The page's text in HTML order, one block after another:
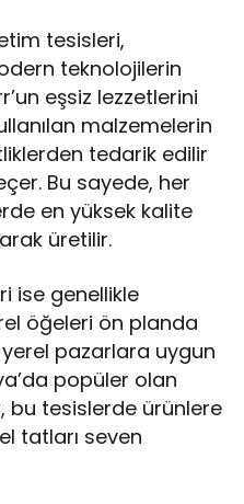
tesisleri,
teknolojilerin
eşsiz lezzetlerini
malzemelerin
tedarik edilir
Bu sayede, her
en yüksek kalite
üretilir.
ise genellikle
öğeleri ön planda
pazarlara uygun
popüler olan
tesislerde ürünlere
tatları seven